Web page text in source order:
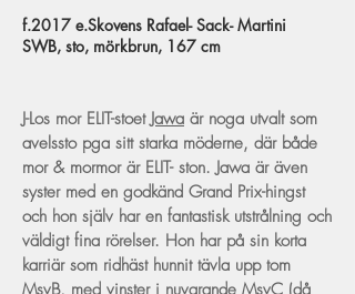
f.2017 e.Skovens Rafael- Sack- Martini
SWB, sto, mörkbrun, 167 cm
J-Los mor ELIT-stoetJawa ärnoga utvalt som
avelssto pga sitt starka möderne, där både
mor & mormor är ELIT- ston. Jawa är även
syster med en godkänd Grand Prix-hingst
och hon själv har en fantastisk utstrålning och
väldigt fina rörelser. Hon har på sin korta
karriär som ridhäst hunnit tävla upp tom
MsvB, med vinster i nuvarande MsvC (då